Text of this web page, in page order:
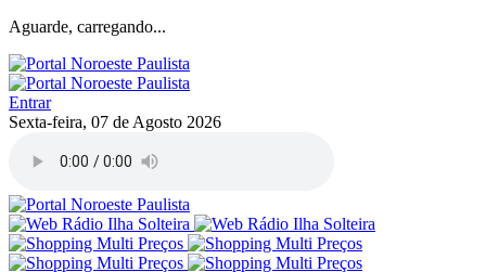
Aguarde, carregando...
Entrar
Sexta-feira, 07 de Agosto 2026